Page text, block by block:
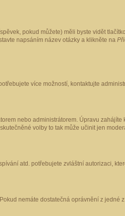
pokud můžete) měli byste vidět tlačítko
napsáním název otázky a klikněte na
více možností, kontaktujte
nebo administrátorem. Úpravu
volby to tak může učinit jen
atd. potřebujete zvláštní autorizaci,
nemáte dostatečná oprávnění z